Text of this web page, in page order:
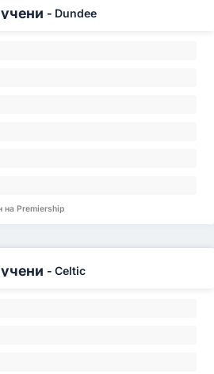
- Dundee
на Premiership
- Celtic